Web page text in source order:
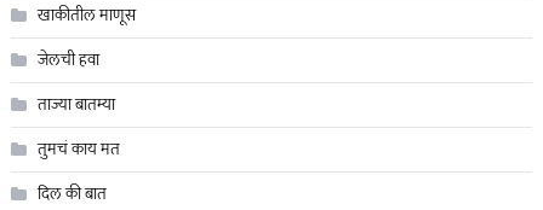
खाकीतील माणूस
जेलची हवा
ताज्या बातम्या
तुमचं काय मत
दिल की बात